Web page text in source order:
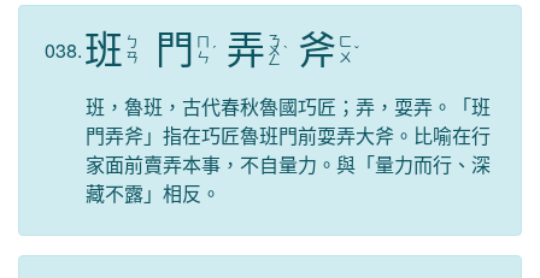
038.班 ㄅ
ㄢ
門
ㄇ
ㄣ ˊ 弄 ㄋ
ㄨ
ㄥ
ˋ 斧 ㄈ
ㄨ ˇ
班，魯班，古代春秋魯國巧匠；弄，耍弄。「班
門弄斧」指在巧匠魯班門前耍弄大斧。比喻在行
家面前賣弄本事，不自量力。與「量力而行、深
藏不露」相反。